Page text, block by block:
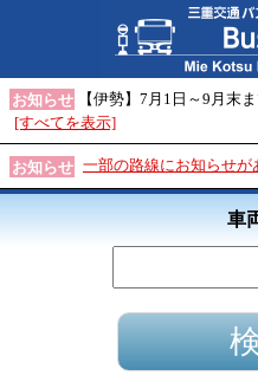
お知らせ
【伊勢】7月1日～9月末
[すべてを表示]
お知らせ 一部の路線にお知らせが
車